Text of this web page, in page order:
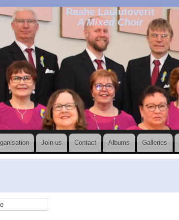
Raahe Laulutoverit
A Mixed Choir
Join us Contact Albums Galleries